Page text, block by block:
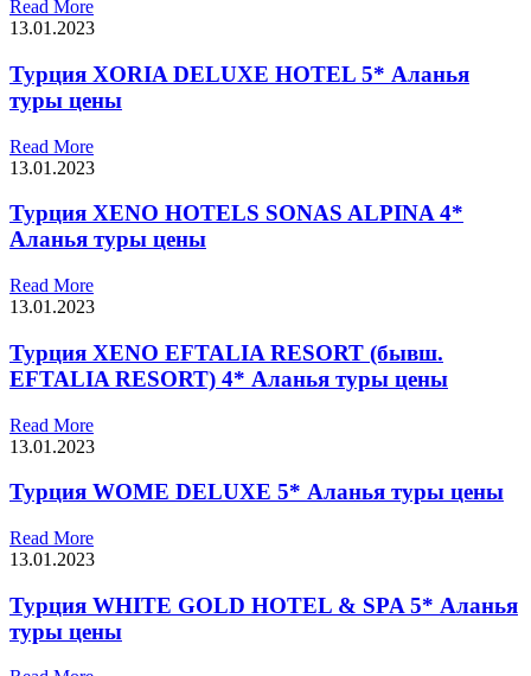
Read More
13.01.2023
Турция XORIA DELUXE HOTEL 5* Аланья
туры цены
Read More
13.01.2023
Турция XENO HOTELS SONAS ALPINA 4*
Аланья туры цены
Read More
13.01.2023
Турция XENO EFTALIA RESORT (бывш.
EFTALIA RESORT) 4* Аланья туры цены
Read More
13.01.2023
Турция WOME DELUXE 5* Аланья туры цены
Read More
13.01.2023
Турция WHITE GOLD HOTEL & SPA 5* Аланья
туры цены